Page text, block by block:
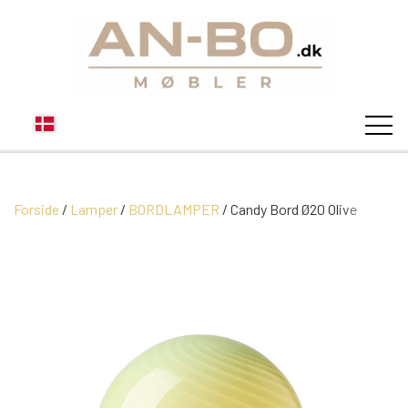
STUEN
MODUL SOFAER
MODUL SOFA DALLAS
SOFABORDE
VITRINER
SOVEVÆRELSE
Forside Lamper BORDLAMPER Candy Bord Ø20 Olive